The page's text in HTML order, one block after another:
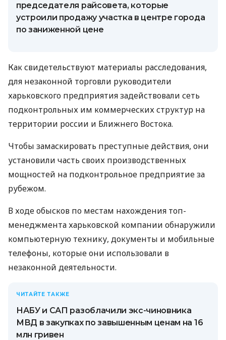
председателя райсовета, которые
устроили продажу участка в центре города
по заниженной цене
Как свидетельствуют материалы расследования,
для незаконной торговли руководители
харьковского предприятия задействовали сеть
подконтрольных им коммерческих структур на
территории россии и Ближнего Востока.
Чтобы замаскировать преступные действия, они
установили часть своих производственных
мощностей на подконтрольное предприятие за
рубежом.
В ходе обысков по местам нахождения топ-
менеджмента харьковской компании обнаружили
компьютерную технику, документы и мобильные
телефоны, которые они использовали в
незаконной деятельности.
ЧИТАЙТЕ ТАКЖЕ
НАБУ и САП разоблачили экс-чиновника
МВД в закупках по завышенным ценам на 16
млн гривен